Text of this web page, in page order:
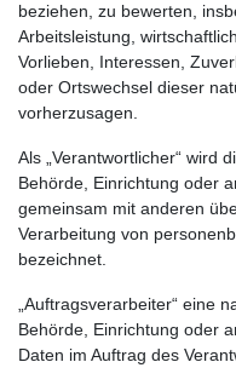
beziehen, zu bewerten,
Arbeitsleistung,
Vorlieben, Interessen,
oder Ortswechsel dieser
vorherzusagen.
Als „Verantwortlicher“ wird
Behörde, Einrichtung oder
gemeinsam mit anderen
Verarbeitung von
bezeichnet.
„Auftragsverarbeiter“ eine
Behörde, Einrichtung oder
Daten im Auftrag des